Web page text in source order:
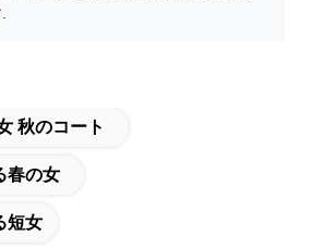
秋のコート
春の女
短女